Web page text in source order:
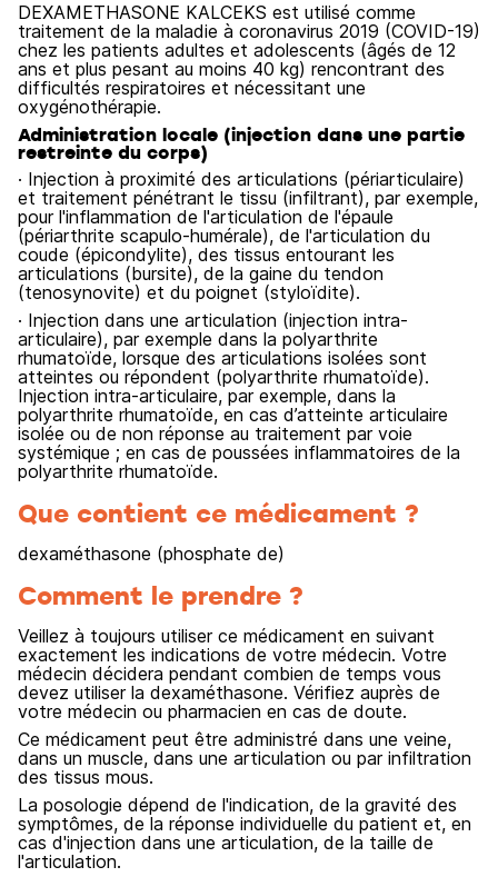
DEXAMETHASONE KALCEKS est utilisé comme
traitement de la maladie à coronavirus 2019 (COVID-19)
chez les patients adultes et adolescents (âgés de 12
ans et plus pesant au moins 40 kg) rencontrant des
difficultés respiratoires et nécessitant une
oxygénothérapie.
Administration locale (injection dans une partie
restreinte du corps)
· Injection à proximité des articulations (périarticulaire)
et traitement pénétrant le tissu (infiltrant), par exemple,
pour l'inflammation de l'articulation de l'épaule
(périarthrite scapulo-humérale), de l'articulation du
coude (épicondylite), des tissus entourant les
articulations (bursite), de la gaine du tendon
(tenosynovite) et du poignet (styloïdite).
· Injection dans une articulation (injection intra-
articulaire), par exemple dans la polyarthrite
rhumatoïde, lorsque des articulations isolées sont
atteintes ou répondent (polyarthrite rhumatoïde).
Injection intra-articulaire, par exemple, dans la
polyarthrite rhumatoïde, en cas d’atteinte articulaire
isolée ou de non réponse au traitement par voie
systémique ; en cas de poussées inflammatoires de la
polyarthrite rhumatoïde.
Que contient ce médicament ?
dexaméthasone (phosphate de)
Comment le prendre ?
Veillez à toujours utiliser ce médicament en suivant
exactement les indications de votre médecin. Votre
médecin décidera pendant combien de temps vous
devez utiliser la dexaméthasone. Vérifiez auprès de
votre médecin ou pharmacien en cas de doute.
Ce médicament peut être administré dans une veine,
dans un muscle, dans une articulation ou par infiltration
des tissus mous.
La posologie dépend de l'indication, de la gravité des
symptômes, de la réponse individuelle du patient et, en
cas d'injection dans une articulation, de la taille de
l'articulation.